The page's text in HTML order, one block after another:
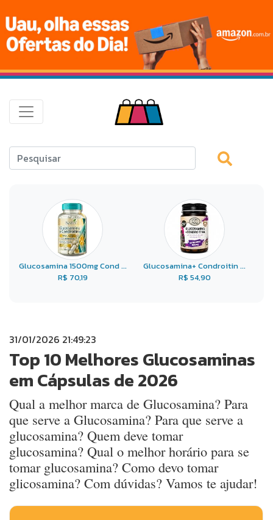
Glucosamina 1500mg Cond ...
R$ 70,19
Glucosamina+ Condroitin ...
R$ 54,90
31/01/2026 21:49:23
Top 10 Melhores Glucosaminas
em Cápsulas de 2026
Qual a melhor marca de Glucosamina? Para
que serve a Glucosamina? Para que serve a
glucosamina? Quem deve tomar
glucosamina? Qual o melhor horário para se
tomar glucosamina? Como devo tomar
glicosamina? Com dúvidas? Vamos te ajudar!